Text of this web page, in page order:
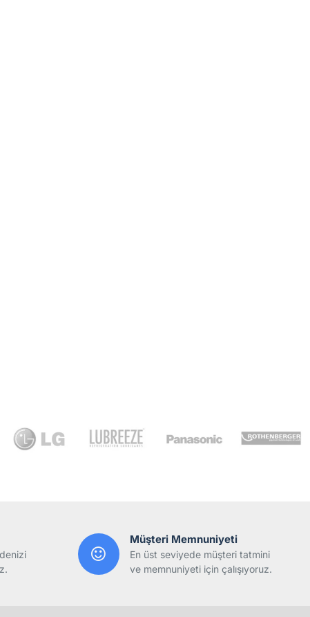
Müşteri Memnuniyeti
En üst seviyede müşteri tatmini
ve memnuniyeti için çalışıyoruz.